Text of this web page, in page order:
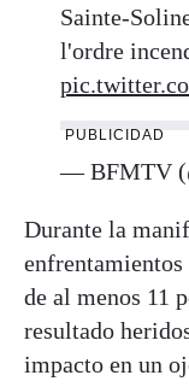
Sainte-
l'ordre
PUBLICIDAD
— BFMTV
Durante la
de al menos 11
resultado
impacto en un